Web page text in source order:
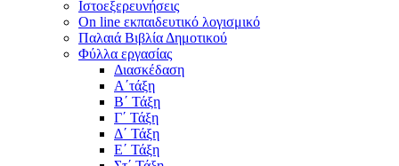
Ιστοεξερευνήσεις
On line εκπαιδευτικό λογισμικό
Παλαιά Βιβλία Δημοτικού
Φύλλα εργασίας
Διασκέδαση
Α΄τάξη
Β΄ Τάξη
Γ΄ Τάξη
Δ΄ Τάξη
Ε΄ Τάξη